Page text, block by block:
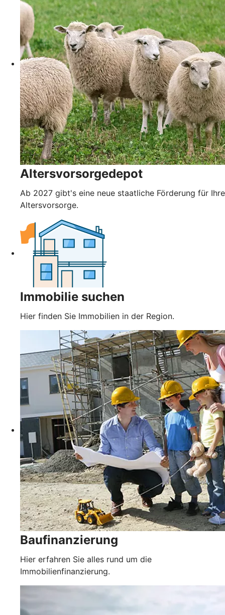
Altersvorsorgedepot
Ab 2027 gibt's eine neue staatliche Förderung für Ihre
Altersvorsorge.
Immobilie suchen
Hier finden Sie Immobilien in der Region.
Baufinanzierung
Hier erfahren Sie alles rund um die
Immobilienfinanzierung.